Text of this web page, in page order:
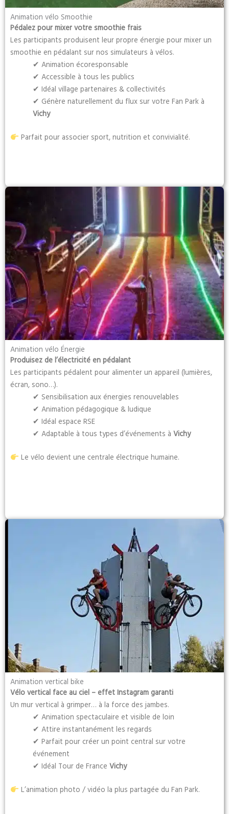
Animation vélo Smoothie
Pédalez pour mixer votre smoothie frais
Les participants produisent leur propre énergie pour mixer un
smoothie en pédalant sur nos simulateurs à vélos.
✔ Animation écoresponsable
✔ Accessible à tous les publics
✔ Idéal village partenaires & collectivités
✔ Génère naturellement du flux sur votre Fan Park à
Vichy
Parfait pour associer sport, nutrition et convivialité.
Animation vélo Énergie
Produisez de l’électricité en pédalant
Les participants pédalent pour alimenter un appareil (lumières,
écran, sono…).
✔ Sensibilisation aux énergies renouvelables
✔ Animation pédagogique & ludique
✔ Idéal espace RSE
✔ Adaptable à tous types d’événements à Vichy
Le vélo devient une centrale électrique humaine.
Animation vertical bike
Vélo vertical face au ciel – effet Instagram garanti
Un mur vertical à grimper… à la force des jambes.
✔ Animation spectaculaire et visible de loin
✔ Attire instantanément les regards
✔ Parfait pour créer un point central sur votre
événement
✔ Idéal Tour de France Vichy
L’animation photo / vidéo la plus partagée du Fan Park.